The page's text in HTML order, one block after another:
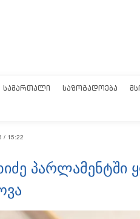
ᲡᲐᲛᲐᲠᲗᲐᲚᲘ ᲡᲐᲖᲝᲒᲐᲓᲝᲔᲑᲐ
/ 15:22
პარლამენტში